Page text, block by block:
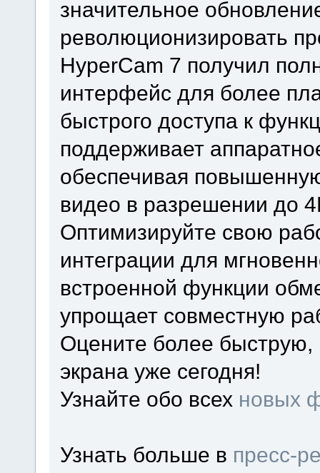
значительное
революционизировать
HyperCam 7 получил
интерфейс для более
быстрого доступа к
поддерживает
обеспечивая
видео в разрешении до
Оптимизируйте свою
интеграции для
встроенной функции
упрощает совместную
Оцените более быструю,
экрана уже сегодня!
Узнайте обо всех новых
Узнать больше в пресс-